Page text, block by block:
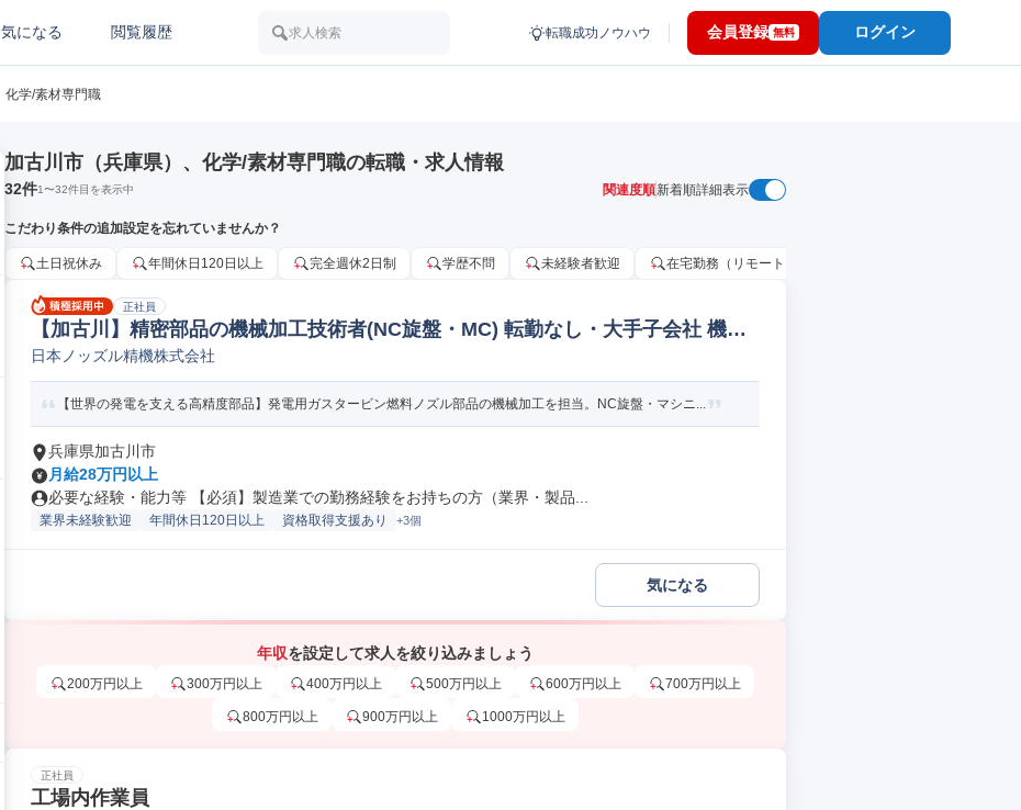
気になる 閲覧履歴 求人検索 転職成功ノウハウ 会員登録 無料 ログイン
化学/素材専門職
加古川市（兵庫県）、化学/素材専門職の転職・求人情報
32件1〜32件目を表示中 関連度順新着順詳細表示
こだわり条件の追加設定を忘れていませんか？
土日祝休み 年間休日120日以上 完全週休2日制 学歴不問 未経験者歓迎 在宅勤務（リモートワーク）OK
正社員
【加古川】精密部品の機械加工技術者(NC旋盤・MC) 転勤なし・大手子会社 機械
製造オペレーター/ラインマネージャー
日本ノッズル精機株式会社
【世界の発電を支える高精度部品】発電用ガスタービン燃料ノズル部品の機械加工を担当。NC旋盤・マシニ...
兵庫県加古川市
月給28万円以上
必要な経験・能力等 【必須】製造業での勤務経験をお持ちの方（業界・製品...
業界未経験歓迎 年間休日120日以上 資格取得支援あり +3個
気になる
年収を設定して求人を絞り込みましょう
200万円以上 300万円以上 400万円以上 500万円以上 600万円以上 700万円以上
800万円以上 900万円以上 1000万円以上
正社員
工場内作業員